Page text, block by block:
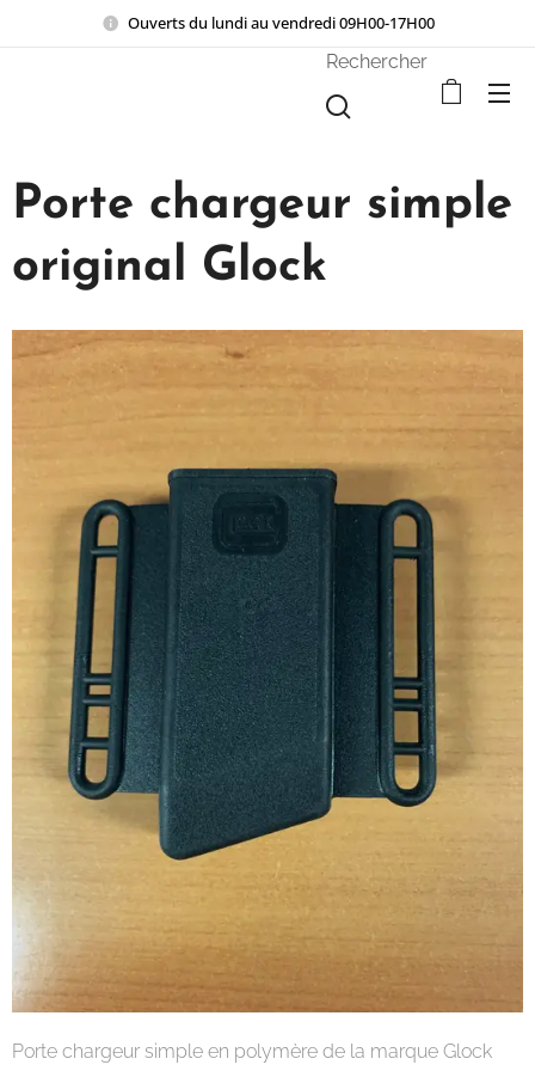
Ouverts du lundi au vendredi 09H00-17H00
Rechercher
Porte chargeur simple
original Glock
Porte chargeur simple en polymère de la marque Glock